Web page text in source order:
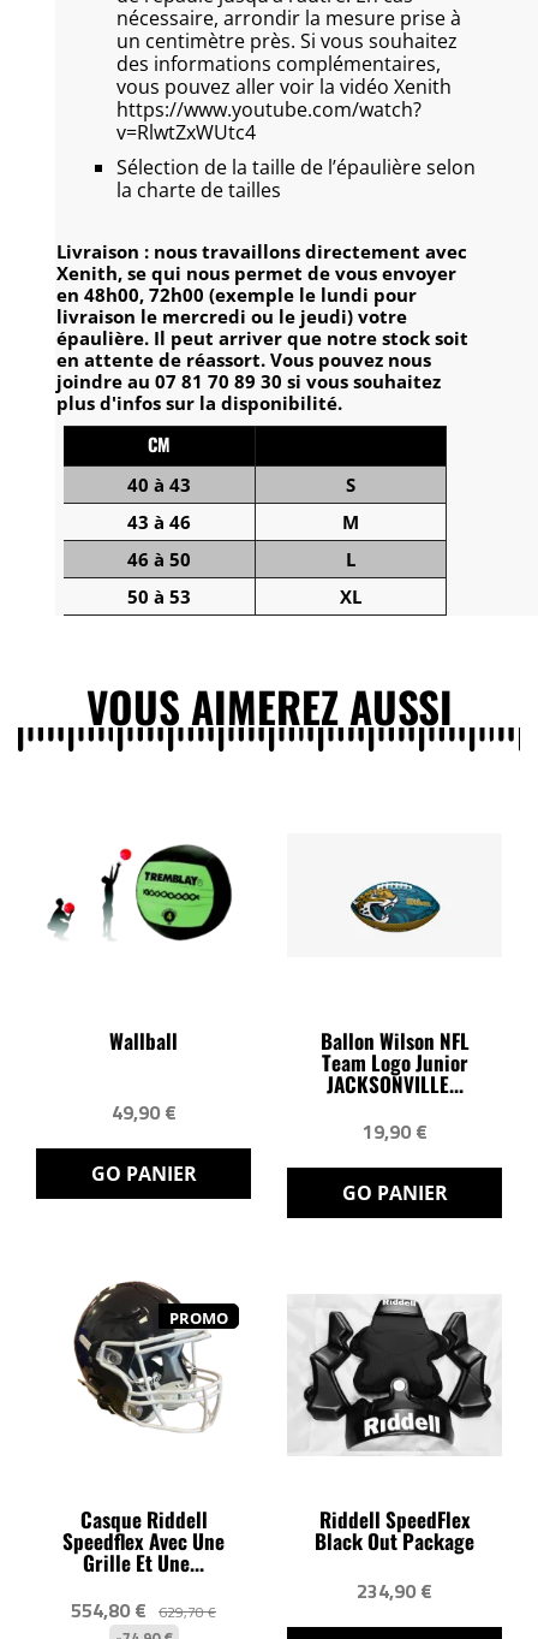
nécessaire, arrondir la mesure prise à
un centimètre près. Si vous souhaitez
des informations complémentaires,
vous pouvez aller voir la vidéo Xenith
https://www.youtube.com/watch?
v=RlwtZxWUtc4
Sélection de la taille de l’épaulière selon
la charte de tailles
Livraison : nous travaillons directement avec
Xenith, se qui nous permet de vous envoyer
en 48h00, 72h00 (exemple le lundi pour
livraison le mercredi ou le jeudi) votre
épaulière. Il peut arriver que notre stock soit
en attente de réassort. Vous pouvez nous
joindre au 07 81 70 89 30 si vous souhaitez
plus d'infos sur la disponibilité.
CM
40 à 43
S
43 à 46
M
46 à 50
L
50 à 53
XL
VOUS AIMEREZ AUSSI
Wallball
49,90 €
GO PANIER
Ballon Wilson NFL
Team Logo Junior
JACKSONVILLE...
19,90 €
GO PANIER
PROMO
Casque Riddell
Speedflex Avec Une
Grille Et Une...
554,80 € 629,70 €
Riddell SpeedFlex
Black Out Package
234,90 €